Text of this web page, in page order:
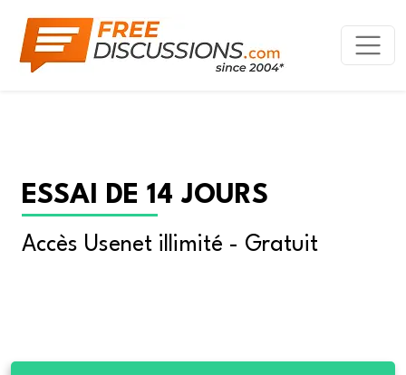
ESSAI DE 14 JOURS
Accès Usenet illimité - Gratuit